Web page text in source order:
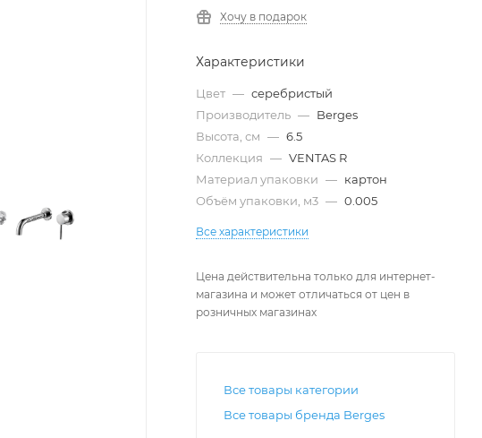
Хочу в подарок
Характеристики
Цвет — серебристый
Производитель — Berges
Высота, см — 6.5
Коллекция — VENTAS R
Материал упаковки — картон
Объём упаковки, м3 — 0.005
Все характеристики
Цена действительна только для интернет-
магазина и может отличаться от цен в
розничных магазинах
Все товары категории
Все товары бренда Berges